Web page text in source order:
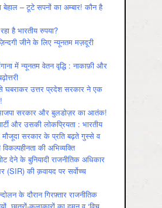
बेहाल – टूटे सपनों का अम्बार! कौन है
है भारतीय रुपया?
जीने के लिए न्यूनतम मज़दूरी
में न्यूनतम वेतन वृद्धि : नाकाफ़ी और
घबराकर उत्तर प्रदेश सरकार ने एक
सरकार और बुलडोज़र का आतंक!
और उसकी लोकप्रियता : भारतीय
सरकार के प्रति बढ़ते गुस्‍से व
की अभिव्‍यक्ति
देने के बुनियादी राजनीतिक अधिकार
(SIR) की क़वायद पर सर्वोच्च
के दौरान गिरफ़्तार राजनीतिक